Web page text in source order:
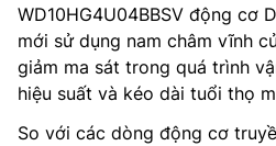
WD10HG4U04BBSV động cơ
mới sử dụng nam châm vĩnh
giảm ma sát trong quá trình
hiệu suất và kéo dài tuổi thọ
So với các dòng động cơ